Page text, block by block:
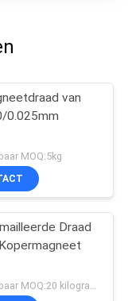
van
0.025mm
MOQ:5kg
Draad